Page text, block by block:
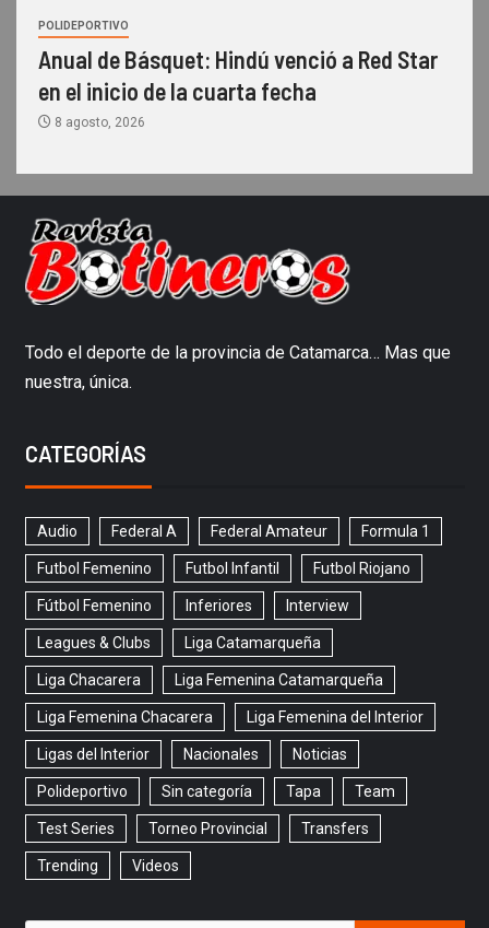
POLIDEPORTIVO
Anual de Básquet: Hindú venció a Red Star
en el inicio de la cuarta fecha
8 agosto, 2026
Todo el deporte de la provincia de Catamarca… Mas que
nuestra, única.
CATEGORÍAS
Audio Federal A Federal Amateur Formula 1
Futbol Femenino Futbol Infantil Futbol Riojano
Fútbol Femenino Inferiores Interview
Leagues & Clubs Liga Catamarqueña
Liga Chacarera Liga Femenina Catamarqueña
Liga Femenina Chacarera Liga Femenina del Interior
Ligas del Interior Nacionales Noticias
Polideportivo Sin categoría Tapa Team
Test Series Torneo Provincial Transfers
Trending Videos